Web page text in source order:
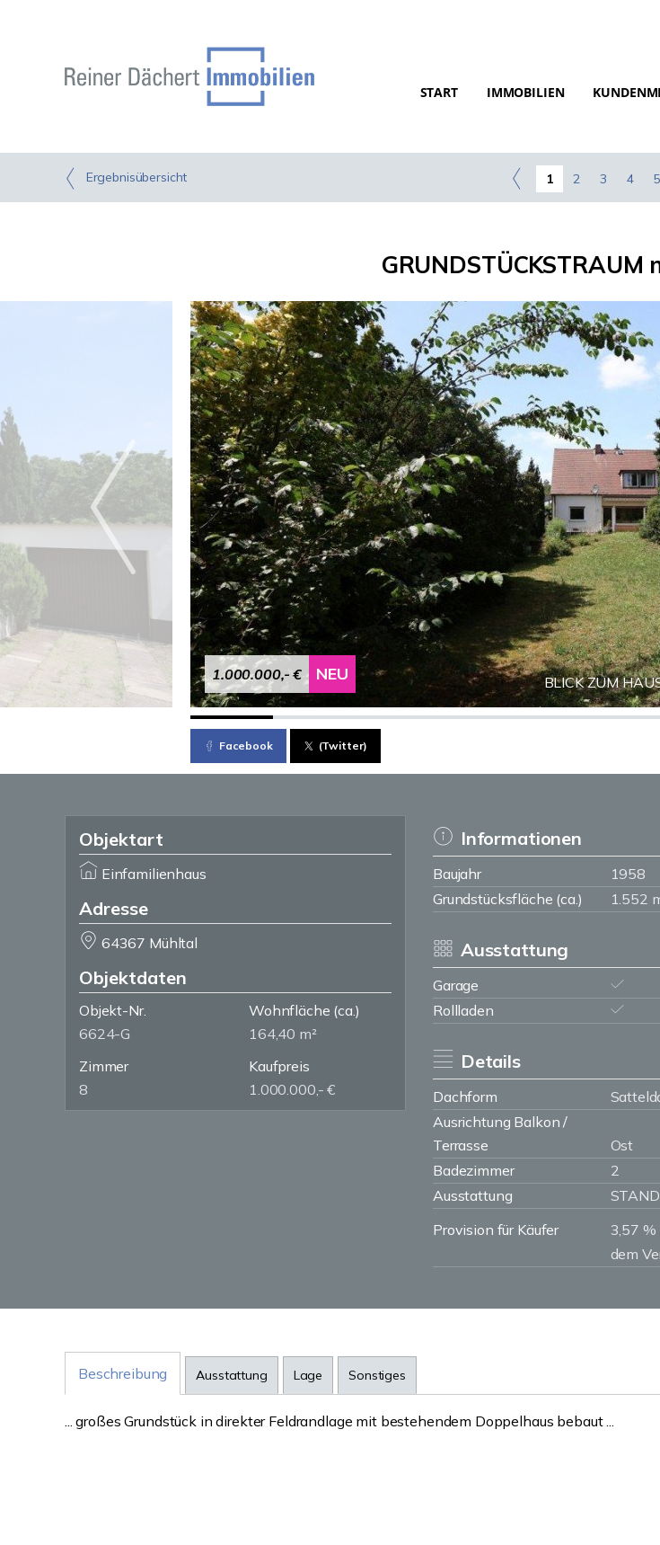
START IMMOBILIEN
Ergebnisübersicht 1 2 3 4 5
BLICK ZUM
1.000.000,- € NEU
Facebook (Twitter)
Objektart
Einfamilienhaus
Adresse
64367 Mühltal
Objektdaten
Objekt-Nr.
6624-G
Wohnfläche (ca.)
164,40 m²
Zimmer
8
Kaufpreis
1.000.000,- €
Informationen
Baujahr 1958
Grundstücksfläche (ca.)
1.552
Ausstattung
Garage
Rollladen
Details
Dachform
Ausrichtung Balkon /
Terrasse
Ost
Badezimmer
2
Ausstattung
Provision für Käufer
3,57
dem
Beschreibung Ausstattung Lage Sonstiges
... großes Grundstück in direkter Feldrandlage mit bestehendem Doppelhaus bebaut ...